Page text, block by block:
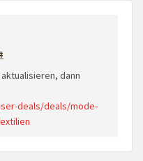
dann
deals/deals/mode-